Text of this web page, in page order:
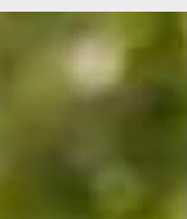
που παραχώρησε στην